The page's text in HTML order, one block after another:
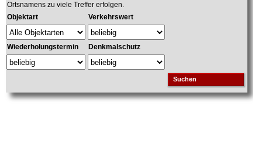
Ortsnamens zu viele Treffer erfolgen.
Objektart
Verkehrswert
Wiederholungstermin Denkmalschutz
Suchen